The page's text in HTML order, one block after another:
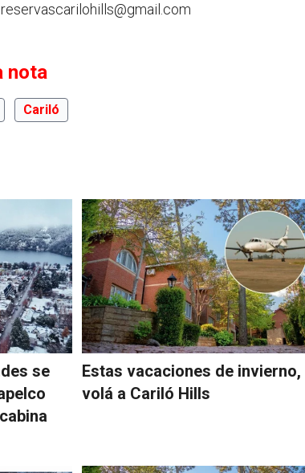
reservascarilohills@gmail.com
nota
Cariló
se
Estas vacaciones de invierno,
volá a Cariló Hills